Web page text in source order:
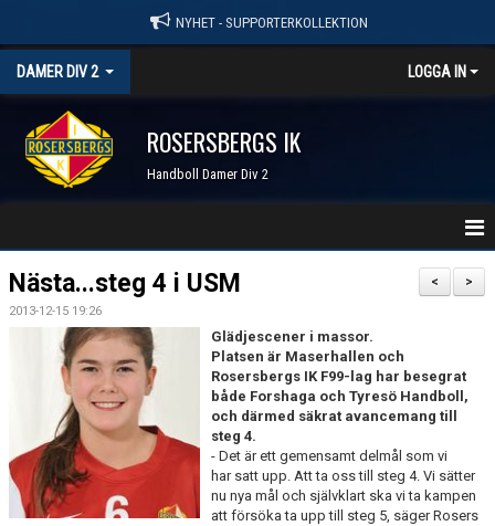
NYHET - SUPPORTERKOLLEKTION
DAMER DIV 2 LOGGA IN
ROSERSBERGS IK
Handboll Damer Div 2
STARTSIDA
NYHETER
KALENDER
TRUPPEN
SERIER & RESULTAT
KONTAKT
>
<
Nästa...steg 4 i USM
2013-12-15 19:26
Glädjescener i massor.
Platsen är Maserhallen och
Rosersbergs IK F99-lag har besegrat
både Forshaga och Tyresö Handboll,
och därmed säkrat avancemang till
steg 4.
- Det är ett gemensamt delmål som vi
har satt upp. Att ta oss till steg 4. Vi sätter
nu nya mål och självklart ska vi ta kampen
att försöka ta upp till steg 5, säger Rosers